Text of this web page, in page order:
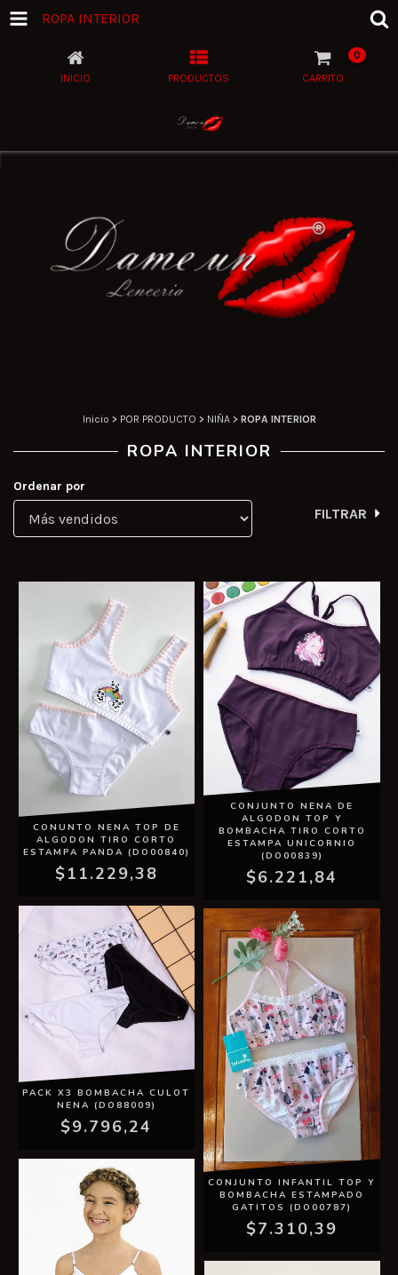
ROPA INTERIOR
INICIO PRODUCTOS CARRITO
0
Inicio > POR PRODUCTO > NIÑA > ROPA INTERIOR
ROPA INTERIOR
Ordenar por
FILTRAR
CONUNTO NENA TOP DE
ALGODON TIRO CORTO
ESTAMPA PANDA (DO00840)
$11.229,38
CONJUNTO NENA DE
ALGODON TOP Y
BOMBACHA TIRO CORTO
ESTAMPA UNICORNIO
(DO00839)
$6.221,84
PACK X3 BOMBACHA CULOT
NENA (DO88009)
$9.796,24
CONJUNTO INFANTIL TOP Y
BOMBACHA ESTAMPADO
GATITOS (DO00787)
$7.310,39